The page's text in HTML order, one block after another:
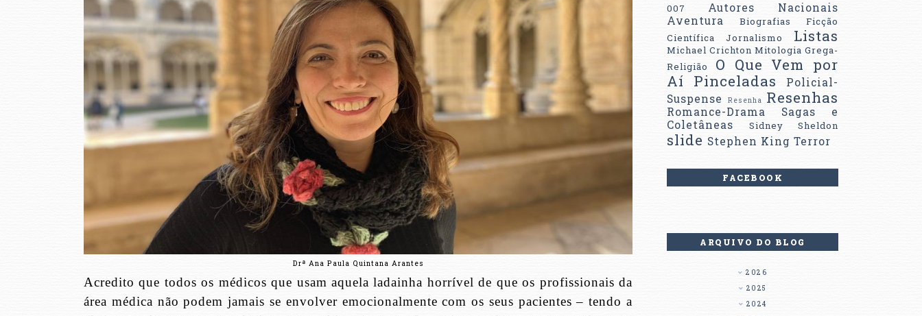
Drª Ana Paula Quintana Arantes
Acredito que todos os médicos que usam aquela ladainha horrível de que os profissionais da
área médica não podem jamais se envolver emocionalmente com os seus pacientes – tendo a
007
Autores Nacionais
Aventura
Biografias
Ficção
Científica
Jornalismo Listas
Michael Crichton Mitologia Grega-
Religião
O Que Vem por
Aí Pinceladas
Policial-
Suspense
Resenha Resenhas
Romance-Drama
Sagas e
Coletâneas
Sidney Sheldon
slide Stephen King Terror
FACEBOOK
ARQUIVO DO BLOG
2026
2025
2024